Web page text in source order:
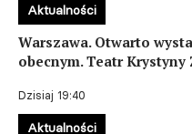
Warszawa. Otwarto
obecnym. Teatr
Dzisiaj 19:40
Aktualności
Aktualności